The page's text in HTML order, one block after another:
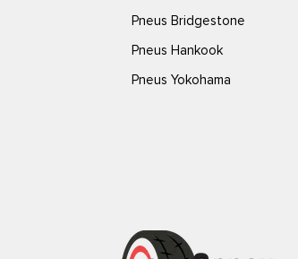
Pneus Bridgestone
Pneus Hankook
Pneus Yokohama